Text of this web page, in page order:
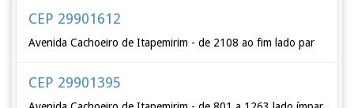
CEP 29901612
Avenida Cachoeiro de Itapemirim - de 2108 ao fim lado par
CEP 29901395